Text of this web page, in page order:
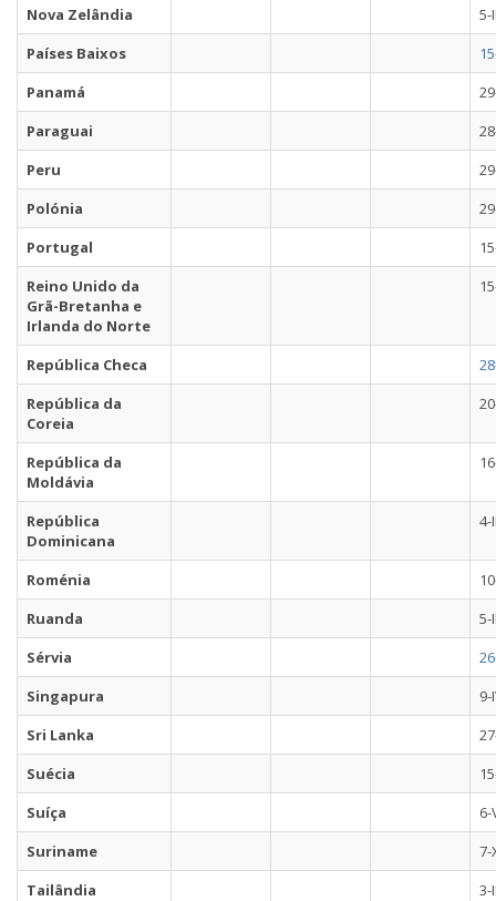
Nova Zelândia
5-
Países Baixos
Panamá
Paraguai
Peru
Polónia
Portugal
Reino Unido da
Grã-Bretanha e
Irlanda do Norte
República Checa
República da
Coreia
República da
Moldávia
República
Dominicana
4-
Roménia
Ruanda
5-
Sérvia
Singapura
9-
Sri Lanka
Suécia
Suíça
6-
Suriname
7-
Tailândia
3-